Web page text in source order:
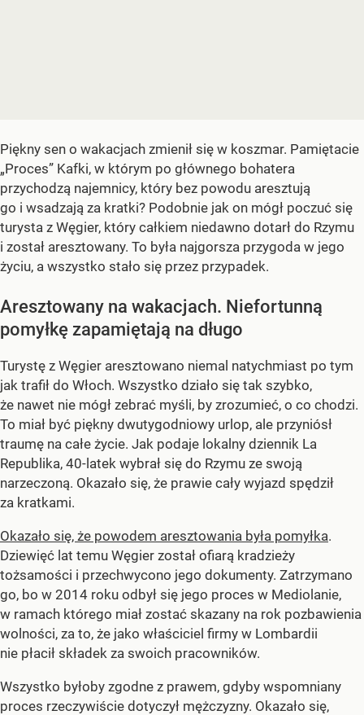
Piękny sen o wakacjach zmienił się w koszmar. Pamiętacie
„Proces” Kafki, w którym po głównego bohatera
przychodzą najemnicy, który bez powodu aresztują
go i wsadzają za kratki? Podobnie jak on mógł poczuć się
turysta z Węgier, który całkiem niedawno dotarł do Rzymu
i został aresztowany. To była najgorsza przygoda w jego
życiu, a wszystko stało się przez przypadek.
Aresztowany na wakacjach. Niefortunną
pomyłkę zapamiętają na długo
Turystę z Węgier aresztowano niemal natychmiast po tym
jak trafił do Włoch. Wszystko działo się tak szybko,
że nawet nie mógł zebrać myśli, by zrozumieć, o co chodzi.
To miał być piękny dwutygodniowy urlop, ale przyniósł
traumę na całe życie. Jak podaje lokalny dziennik La
Republika, 40-latek wybrał się do Rzymu ze swoją
narzeczoną. Okazało się, że prawie cały wyjazd spędził
za kratkami.
Okazało się, że powodem aresztowania była pomyłka.
Dziewięć lat temu Węgier został ofiarą kradzieży
tożsamości i przechwycono jego dokumenty. Zatrzymano
go, bo w 2014 roku odbył się jego proces w Mediolanie,
w ramach którego miał zostać skazany na rok pozbawienia
wolności, za to, że jako właściciel firmy w Lombardii
nie płacił składek za swoich pracowników.
Wszystko byłoby zgodne z prawem, gdyby wspomniany
proces rzeczywiście dotyczył mężczyzny. Okazało się,